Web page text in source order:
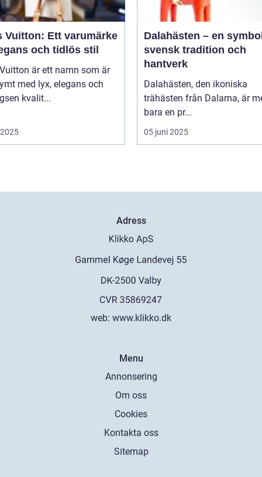
Vuitton: Ett varumärke
och tidlös stil
är ett namn som är
med lyx, elegans och
kvalit...
Dalahästen – en
svensk tradition och
hantverk
Dalahästen, den ikoniska
trähästen från Dalarna, är
bara en pr...
05 juni 2025
Adress
web: www.klikko.dk
Menu
Annonsering
Om oss
Cookies
Kontakta oss
Sitemap